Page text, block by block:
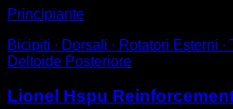
Principiante
Bicipiti ∙ Dorsali ∙ Rotatori Esterni ∙
Deltoide Posteriore
Lionel Hspu